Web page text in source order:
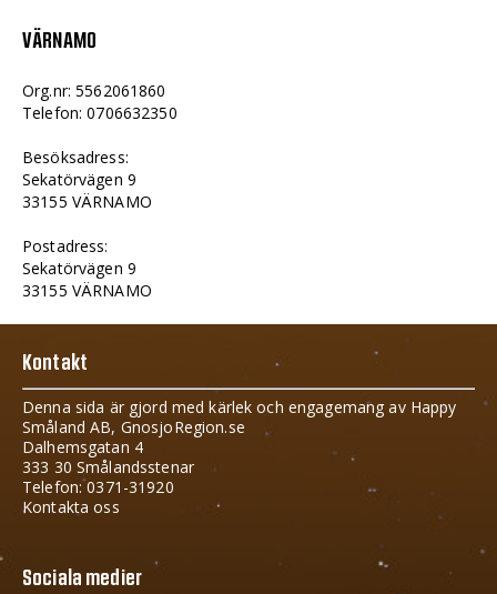
VÄRNAMO
Org.nr: 5562061860
Telefon: 0706632350
Besöksadress:
Sekatörvägen 9
33155 VÄRNAMO
Postadress:
Sekatörvägen 9
33155 VÄRNAMO
Kontakt
Denna sida är gjord med kärlek och engagemang av Happy
Småland AB, GnosjoRegion.se
Dalhemsgatan 4
333 30 Smålandsstenar
Telefon: 0371-31920
Kontakta oss
Sociala medier